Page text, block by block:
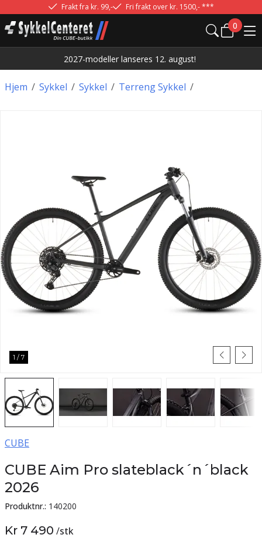
Frakt fra kr. 99,- Fri frakt over kr. 1500,- ***
0
2027-modeller lanseres 12. august!
/
Hjem /
Sykkel /
Sykkel /
Terreng Sykkel
1 / 7
CUBE
CUBE Aim Pro slateblack´n´black
2026
Produktnr.: 140200
Kr 7 490 /stk